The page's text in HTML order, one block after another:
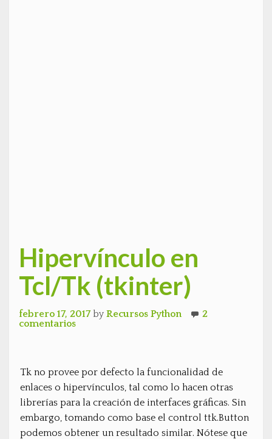
Hipervínculo en
Tcl/Tk (tkinter)
febrero 17, 2017 by Recursos Python
2
comentarios
Tk no provee por defecto la funcionalidad de
enlaces o hipervínculos, tal como lo hacen otras
librerías para la creación de interfaces gráficas. Sin
embargo, tomando como base el control ttk.Button
podemos obtener un resultado similar. Nótese que